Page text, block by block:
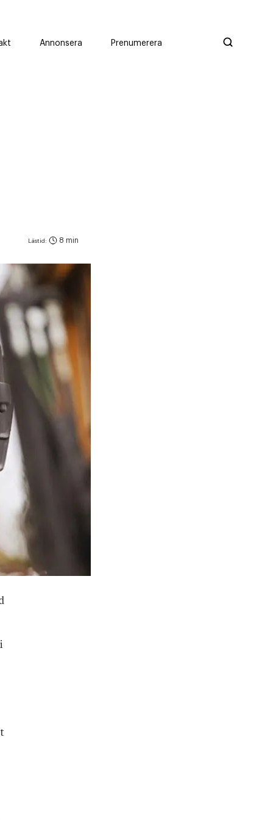
Annonsera Prenumerera
Lästid: 8 min